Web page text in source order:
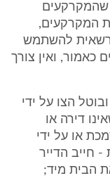
שהמקרקעים
המקרקעים,
רשאית להשתמש
כאמור, ואין צורך
הצו על ידי
דירה או
או על ידי
חייב הדייר
הבית מיד;